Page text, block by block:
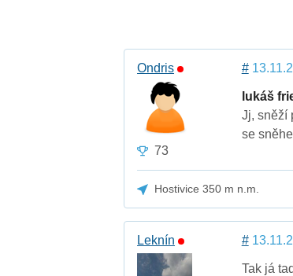
Ondris
73
#
lukáš
Jj, sněží
se
Hostivice 350 m n.m.
Leknín #
Tak já